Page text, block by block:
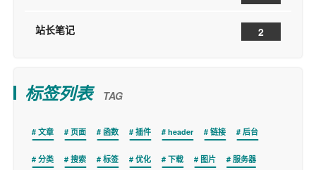
站长笔记 2
标签列表 TAG
文章 页面 函数 插件 header 链接 后台
分类 搜索 标签 优化 下载 图片 服务器